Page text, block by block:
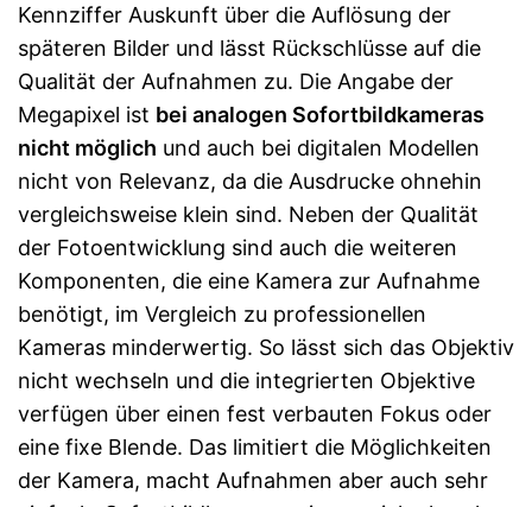
Kennziffer Auskunft über die Auflösung der
späteren Bilder und lässt Rückschlüsse auf die
Qualität der Aufnahmen zu. Die Angabe der
Megapixel ist bei analogen Sofortbildkameras
nicht möglich und auch bei digitalen Modellen
nicht von Relevanz, da die Ausdrucke ohnehin
vergleichsweise klein sind. Neben der Qualität
der Fotoentwicklung sind auch die weiteren
Komponenten, die eine Kamera zur Aufnahme
benötigt, im Vergleich zu professionellen
Kameras minderwertig. So lässt sich das Objektiv
nicht wechseln und die integrierten Objektive
verfügen über einen fest verbauten Fokus oder
eine fixe Blende. Das limitiert die Möglichkeiten
der Kamera, macht Aufnahmen aber auch sehr